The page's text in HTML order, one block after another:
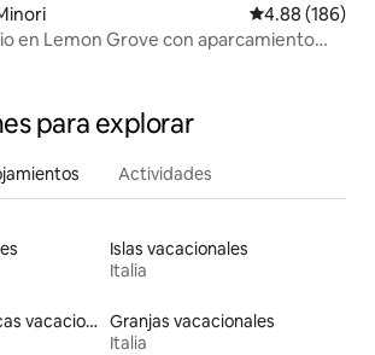
Calificación
4.88 (186)
en Lemon Grove con aparcamiento
para explorar
Actividades
Islas vacacionales
Italia
Cabañas ecológicas vacacionales Granjas vacacionales
Italia